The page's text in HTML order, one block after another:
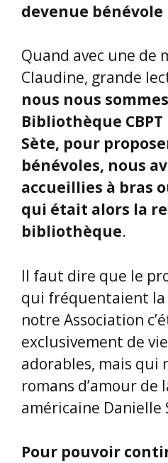
devenue
Quand avec une de
Claudine, grande
nous nous
Bibliothèque
Sète, pour
bénévoles, nous
accueillies à bras
qui était alors la
bibliothèque.
Il faut dire que le
qui fréquentaient
notre Association
exclusivement de
adorables, mais qui
romans d’amour de
américaine Danielle
Pour pouvoir